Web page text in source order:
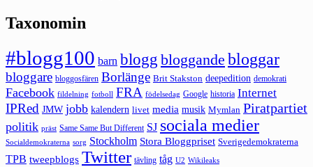
Taxonomin
#blogg100 barn blogg bloggande bloggar
bloggare bloggosfären Borlänge Brit Stakston deepedition demokrati
Facebook fildelning fotboll FRA födelsedag Google historia Internet
IPRed JMW jobb kalendern livet media musik Mymlan Piratpartiet
politik präst Same Same But Different SJ sociala medier
Socialdemokraterna sorg Stockholm Stora Bloggpriset Sverigedemokraterna
TPB tweepblogs Twitter tävling tåg U2 Wikileaks